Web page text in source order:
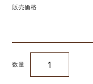
販売価格
数量